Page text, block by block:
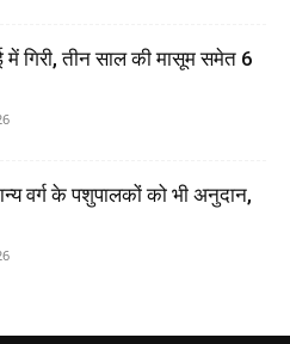
में गिरी, तीन साल की मासूम समेत 6
वर्ग के पशुपालकों को भी अनुदान,